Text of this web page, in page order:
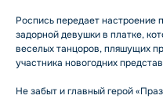
Роспись передает настроение
задорной девушки в платке,
веселых танцоров, пляшущих
участника новогодних
Не забыт и главный герой